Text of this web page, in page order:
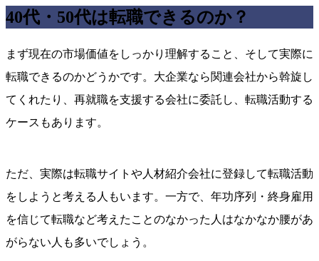
40代・50代は転職できるのか？
まず現在の市場価値をしっかり理解すること、そして実際に
転職できるのかどうかです。大企業なら関連会社から斡旋し
てくれたり、再就職を支援する会社に委託し、転職活動する
ケースもあります。
ただ、実際は転職サイトや人材紹介会社に登録して転職活動
をしようと考える人もいます。一方で、年功序列・終身雇用
を信じて転職など考えたことのなかった人はなかなか腰があ
がらない人も多いでしょう。